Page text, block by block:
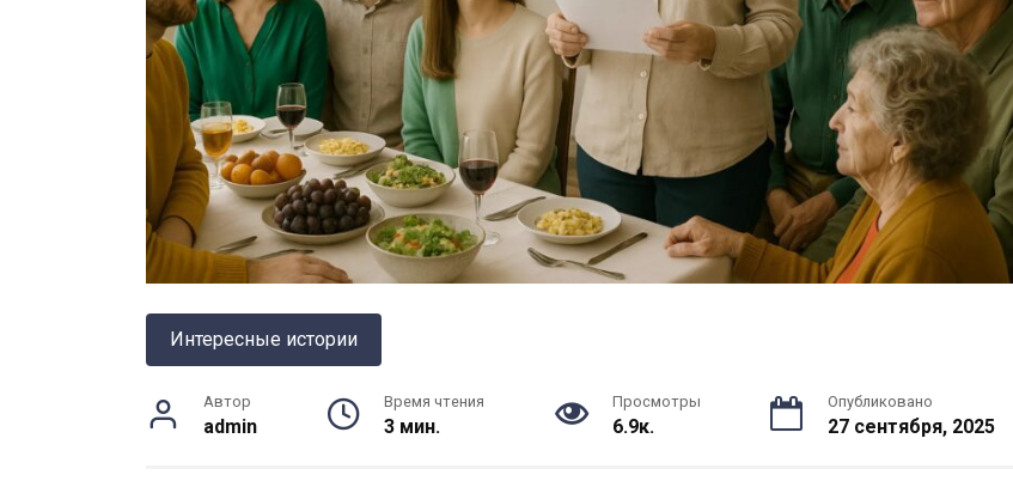
Интересные истории
Автор
admin
Время чтения
3 мин.
Просмотры
6.9к.
Опубликовано
27 сентября, 2025